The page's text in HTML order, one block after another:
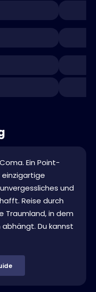
Ein Point-
und
Reise durch
Traumland, in dem
Du kannst